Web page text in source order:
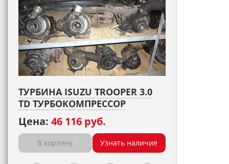
ТУРБИНА ISUZU TROOPER 3.0
TD ТУРБОКОМПРЕССОР
Цена: 46 116 руб.
В корзину Узнать наличие